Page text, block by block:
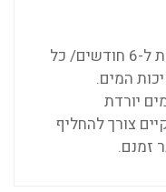
את המסננים יש להחליף אחת ל-6 חודשים/ כל
יורדת
לפחות, קיים צורך להחליף
זמנם.